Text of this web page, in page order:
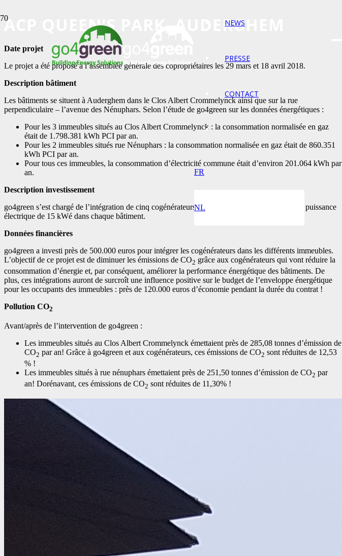
NEWS
PRESSE
CONTACT
FR
NL
ACP QUEEN’S PARK, AUDERGHEM
Date projet
Le projet a été proposé à l’assemblée générale des copropriétaires les 29 mars et 18 avril 2018.
Description bâtiment
Les bâtiments se situent à Auderghem dans le Clos Albert Crommelynck ainsi que sur la rue
perpendiculaire – l’avenue des Nénuphars. Selon l’étude de go4green sur les données énergétiques :
Pour les 3 immeubles situés au Clos Albert Crommelynck : la consommation normalisée en gaz
était de 1.798.381 kWh PCI par an.
Pour les 2 immeubles situés rue Nénuphars : la consommation normalisée en gaz était de 860.351
kWh PCI par an.
Pour tous ces immeubles, la consommation d’électricité commune était d’environ 201.064 kWh par
an.
Description investissement
go4green s’est chargé de l’intégration de cinq cogénérateurs au gaz naturel chacun doté d’une puissance
électrique de 15 kWé dans chaque bâtiment.
Données financières
go4green a investi près de 500.000 euros pour intégrer les cogénérateurs dans les différents immeubles.
L’objectif de ce projet est de diminuer les émissions de CO2 grâce aux cogénérateurs qui vont réduire la
consommation d’énergie et, par conséquent, améliorer la performance énergétique des bâtiments. De
plus, ces intégrations auront de surcroît une influence positive sur le budget de l’enveloppe énergétique
pour les occupants des immeubles : près de 120.000 euros d’économie pendant la durée du contrat !
Pollution CO2
Avant/après de l’intervention de go4green :
Les immeubles situés au Clos Albert Crommelynck émettaient près de 285,08 tonnes d’émission de
CO2 par an! Grâce à go4green et aux cogénérateurs, ces émissions de CO2 sont réduites de 12,53
% !
Les immeubles situés à rue nénuphars émettaient près de 251,50 tonnes d’émission de CO2 par
an! Dorénavant, ces émissions de CO2 sont réduites de 11,30% !